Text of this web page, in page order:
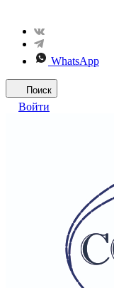
WhatsApp
Поиск
Войти